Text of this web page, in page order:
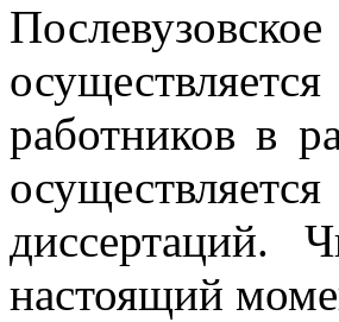
работников в
диссертаций.
настоящий